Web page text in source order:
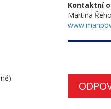
Kontaktní
Martina